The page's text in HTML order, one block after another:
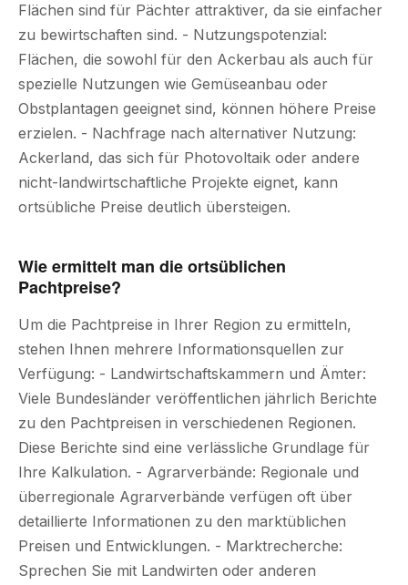
Flächen sind für Pächter attraktiver, da sie einfacher
zu bewirtschaften sind. - Nutzungspotenzial:
Flächen, die sowohl für den Ackerbau als auch für
spezielle Nutzungen wie Gemüseanbau oder
Obstplantagen geeignet sind, können höhere Preise
erzielen. - Nachfrage nach alternativer Nutzung:
Ackerland, das sich für Photovoltaik oder andere
nicht-landwirtschaftliche Projekte eignet, kann
ortsübliche Preise deutlich übersteigen.
Wie ermittelt man die ortsüblichen
Pachtpreise?
Um die Pachtpreise in Ihrer Region zu ermitteln,
stehen Ihnen mehrere Informationsquellen zur
Verfügung: - Landwirtschaftskammern und Ämter:
Viele Bundesländer veröffentlichen jährlich Berichte
zu den Pachtpreisen in verschiedenen Regionen.
Diese Berichte sind eine verlässliche Grundlage für
Ihre Kalkulation. - Agrarverbände: Regionale und
überregionale Agrarverbände verfügen oft über
detaillierte Informationen zu den marktüblichen
Preisen und Entwicklungen. - Marktrecherche:
Sprechen Sie mit Landwirten oder anderen